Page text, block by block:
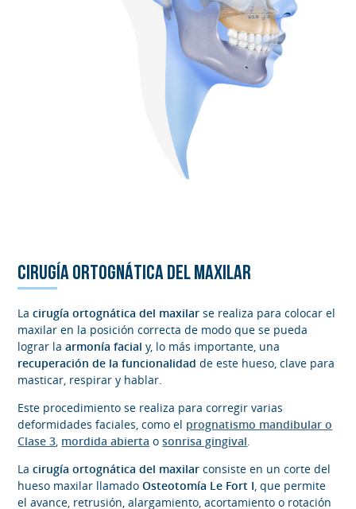
CIRUGÍA ORTOGNÁTICA DEL MAXILAR
Lacirugía ortognática del maxilar se realiza para colocar el
maxilar en la posición correcta de modo que se pueda
lograr laarmonía facial y, lo más importante, una
recuperación de la funcionalidad de este hueso, clave para
masticar, respirar y hablar.
Este procedimiento se realiza para corregir varias
deformidades faciales, como el prognatismo mandibular o
Clase 3, mordida abierta osonrisa gingival.
Lacirugía ortognática del maxilar consiste en un corte del
hueso maxilar llamadoOsteotomía Le Fort I, que permite
el avance, retrusión, alargamiento, acortamiento o rotación